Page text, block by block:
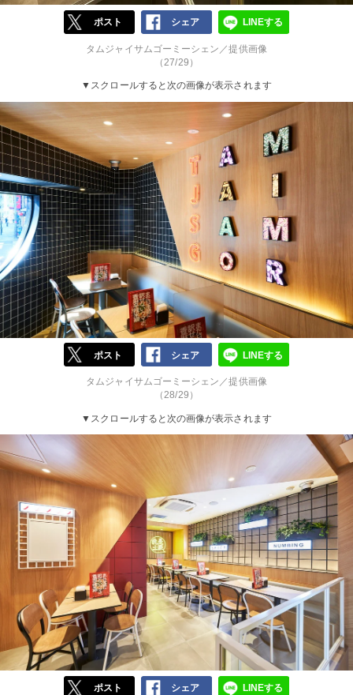
ポスト シェア LINEする
タムジャイサムゴーミーシェン／提供画像
（27/29）
▼スクロールすると次の画像が表示されます
ポスト シェア LINEする
タムジャイサムゴーミーシェン／提供画像
（28/29）
▼スクロールすると次の画像が表示されます
ポスト シェア LINEする